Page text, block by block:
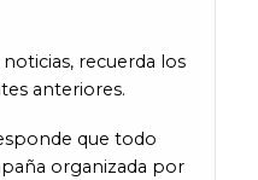
recuerda los
anteriores.
que todo
organizada por